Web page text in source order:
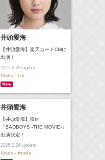
井頭愛海
【井頭愛海】楽天カードCMに
出演！
2025.6.20update
News - cm
井頭愛海
【井頭愛海】映画
「BADBOYS -THE MOVIE-」
出演決定！
2025.2.26update
News - movie